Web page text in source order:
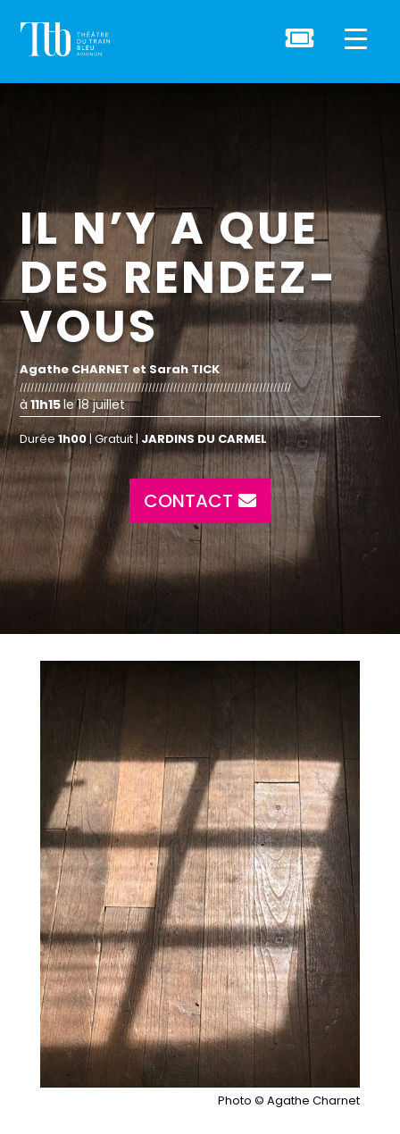

IL N’Y A QUE
DES RENDEZ-
VOUS
Agathe CHARNET et Sarah TICK
////////////////////////////////////////////////////////////////////////////
à11h15le 18 juillet
Durée1h00| Gratuit | JARDINS DU CARMEL
CONTACT
Photo © Agathe Charnet